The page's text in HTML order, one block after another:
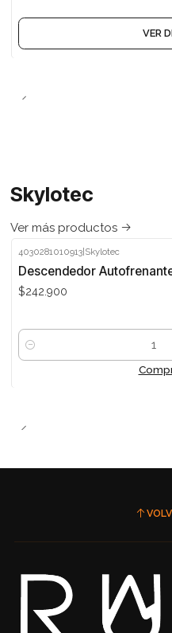
VER
Skylotec
Ver más productos
4030281010913 Skylotec
Descendedor
$242.900
Cantidad